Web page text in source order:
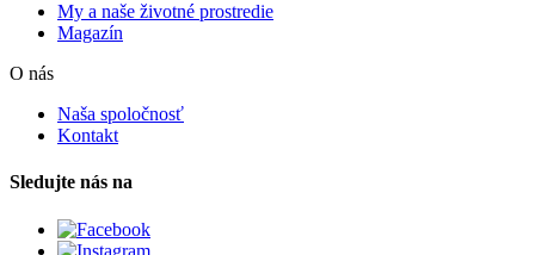
My a naše životné prostredie
Magazín
O nás
Naša spoločnosť
Kontakt
Sledujte nás na